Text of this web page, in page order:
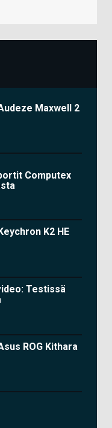
Maxwell 2
Computex
K2 HE
Testissä
ROG Kithara